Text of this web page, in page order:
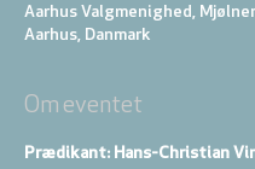
Aarhus Valgmenighed,
Aarhus, Danmark
Om eventet
Prædikant: Hans-Christian